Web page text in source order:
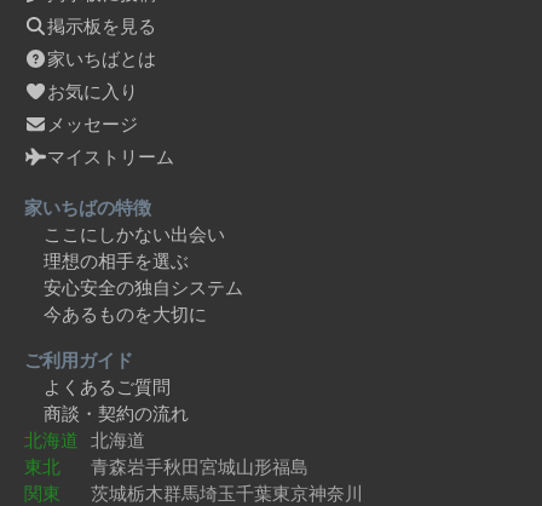
掲示板を見る
家いちばとは
お気に入り
メッセージ
マイストリーム
家いちばの特徴
ここにしかない出会い
理想の相手を選ぶ
安心安全の独自システム
今あるものを大切に
ご利用ガイド
よくあるご質問
商談・契約の流れ
北海道 北海道
東北
青森岩手秋田宮城山形福島
関東
茨城栃木群馬埼玉千葉東京神奈川